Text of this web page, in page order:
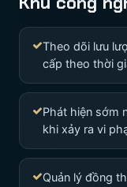
Theo dõi lưu
cấp theo thời
Phát hiện sớm
khi xảy ra vi
Quản lý đồng